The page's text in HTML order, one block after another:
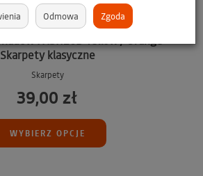
PASH20B Yellow / Orange -
Skarpety klasyczne
Skarpety
39,00 zł
WYBIERZ OPCJE
Odmowa Zgoda